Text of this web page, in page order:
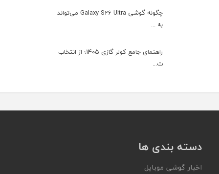
چگونه گوشی Galaxy S26 Ultra می‌تواند
به ...
راهنمای جامع کولر گازی ۱۴۰۵؛ از انتخاب
ت...
دسته بندی ها
اخبار گوشی موبایل